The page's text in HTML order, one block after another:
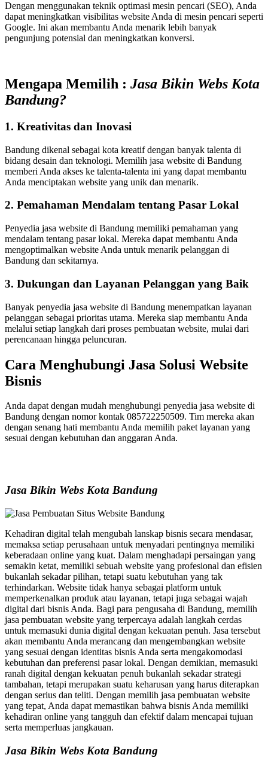
Dengan menggunakan teknik optimasi mesin pencari (SEO), Anda
dapat meningkatkan visibilitas website Anda di mesin pencari seperti
Google. Ini akan membantu Anda menarik lebih banyak
pengunjung potensial dan meningkatkan konversi.
Mengapa Memilih : Jasa Bikin Webs Kota
Bandung?
1. Kreativitas dan Inovasi
Bandung dikenal sebagai kota kreatif dengan banyak talenta di
bidang desain dan teknologi. Memilih jasa website di Bandung
memberi Anda akses ke talenta-talenta ini yang dapat membantu
Anda menciptakan website yang unik dan menarik.
2. Pemahaman Mendalam tentang Pasar Lokal
Penyedia jasa website di Bandung memiliki pemahaman yang
mendalam tentang pasar lokal. Mereka dapat membantu Anda
mengoptimalkan website Anda untuk menarik pelanggan di
Bandung dan sekitarnya.
3. Dukungan dan Layanan Pelanggan yang Baik
Banyak penyedia jasa website di Bandung menempatkan layanan
pelanggan sebagai prioritas utama. Mereka siap membantu Anda
melalui setiap langkah dari proses pembuatan website, mulai dari
perencanaan hingga peluncuran.
Cara Menghubungi Jasa Solusi Website
Bisnis
Anda dapat dengan mudah menghubungi penyedia jasa website di
Bandung dengan nomor kontak 085722250509. Tim mereka akan
dengan senang hati membantu Anda memilih paket layanan yang
sesuai dengan kebutuhan dan anggaran Anda.
Jasa Bikin Webs Kota Bandung
Kehadiran digital telah mengubah lanskap bisnis secara mendasar,
memaksa setiap perusahaan untuk menyadari pentingnya memiliki
keberadaan online yang kuat. Dalam menghadapi persaingan yang
semakin ketat, memiliki sebuah website yang profesional dan efisien
bukanlah sekadar pilihan, tetapi suatu kebutuhan yang tak
terhindarkan. Website tidak hanya sebagai platform untuk
memperkenalkan produk atau layanan, tetapi juga sebagai wajah
digital dari bisnis Anda. Bagi para pengusaha di Bandung, memilih
jasa pembuatan website yang terpercaya adalah langkah cerdas
untuk memasuki dunia digital dengan kekuatan penuh. Jasa tersebut
akan membantu Anda merancang dan mengembangkan website
yang sesuai dengan identitas bisnis Anda serta mengakomodasi
kebutuhan dan preferensi pasar lokal. Dengan demikian, memasuki
ranah digital dengan kekuatan penuh bukanlah sekadar strategi
tambahan, tetapi merupakan suatu keharusan yang harus diterapkan
dengan serius dan teliti. Dengan memilih jasa pembuatan website
yang tepat, Anda dapat memastikan bahwa bisnis Anda memiliki
kehadiran online yang tangguh dan efektif dalam mencapai tujuan
serta memperluas jangkauan.
Jasa Bikin Webs Kota Bandung